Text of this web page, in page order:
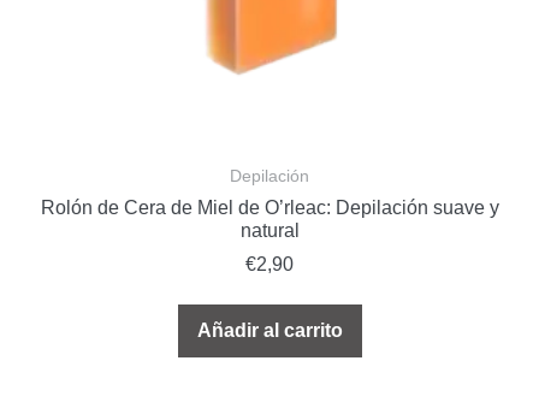
Depilación
Rolón de Cera de Miel de O’rleac: Depilación suave y
natural
€2,90
Añadir al carrito